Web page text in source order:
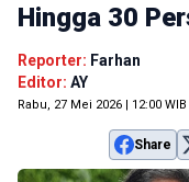
Hingga 30
Reporter: Farhan
Editor: AY
Rabu, 27 Mei 2026 | 12:00 WIB
Share